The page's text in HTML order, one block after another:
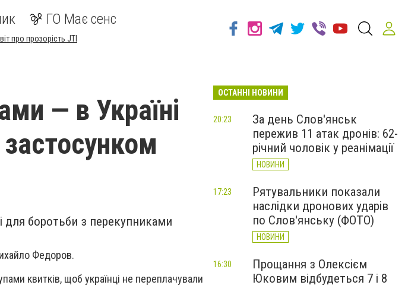
ГО Має сенс
про прозорість JTI
— в Україні
застосунком
для боротьби з перекупниками
Федоров.
квитків, щоб українці не переплачували
ОСТАННІ НОВИНИ
За день Слов'янськ
пережив 11 атак дронів: 62-
річний чоловік у реанімації
НОВИНИ
20:23
Рятувальники показали
наслідки дронових ударів
по Слов'янську (ФОТО)
НОВИНИ
17:23
Прощання з Олексієм
Юковим відбудеться 7 і 8
16:30